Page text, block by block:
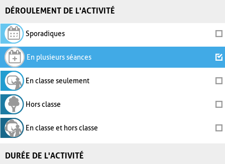
DÉROULEMENT DE L'ACTIVITÉ
Sporadiques
En plusieurs séances
En classe seulement
Hors classe
En classe et hors classe
DURÉE DE L'ACTIVITÉ